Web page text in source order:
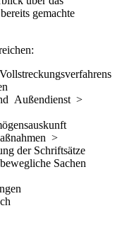
gemachte
Außendienst >
>
der Schriftsätze
Sachen